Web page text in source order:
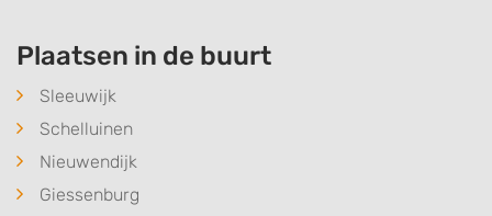
Plaatsen in de buurt
Sleeuwijk
Schelluinen
Nieuwendijk
Giessenburg